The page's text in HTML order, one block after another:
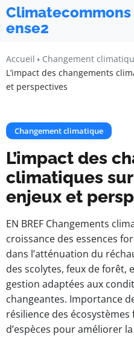
Climatecommons
ense2
Accueil
Changement
L’impact des changements
et perspectives
Changement climatique
L’impact des
climatiques
enjeux et
EN BREF Changements
croissance des essences
dans l’atténuation du
des scolytes, feux de forêt,
gestion adaptées aux
changeantes. Importance
résilience des
d’espèces pour améliorer